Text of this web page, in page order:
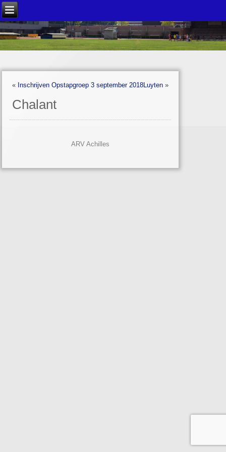
« Inschrijven Opstapgroep 3 september 2018Luyten »
Chalant
ARV Achilles